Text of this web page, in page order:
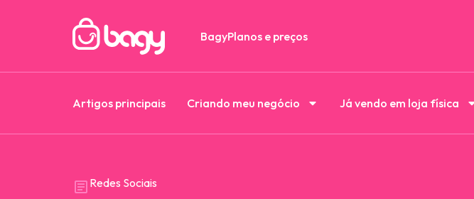
BagyPlanos e preços
Artigos principais Criando meu negócio Já vendo em loja física
Redes Sociais